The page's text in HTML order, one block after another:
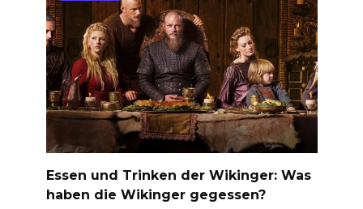
Essen und Trinken der Wikinger: Was
haben die Wikinger gegessen?